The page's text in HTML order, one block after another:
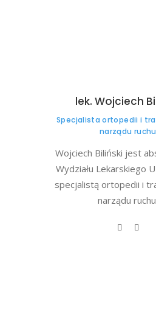
lek. Wojciech
Specjalista ortopedii i
narządu ruchu
Wojciech Biliński jest
Wydziału Lekarskiego
specjalistą ortopedii i
narządu